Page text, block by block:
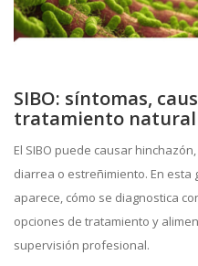
SIBO: síntomas,
tratamiento natural
El SIBO puede causar
diarrea o estreñimiento. En esta
aparece, cómo se diagnostica
opciones de tratamiento y
supervisión profesional.